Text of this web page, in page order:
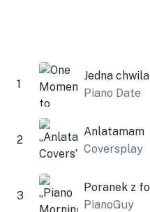
1
Jedna chwila
Piano Date
2
Anlatamam
Coversplay
3
PianoGuy